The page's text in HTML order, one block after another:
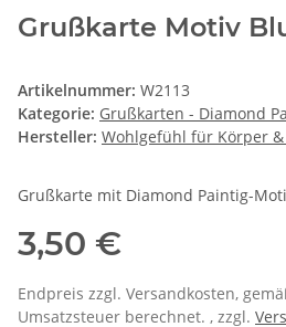
Grußkarte Motiv
Artikelnummer: W2113
Kategorie: Grußkarten - Diamond
Hersteller: Wohlgefühl für Körper &
Grußkarte mit Diamond Paintig-
3,50 €
Endpreis zzgl. Versandkosten,
Umsatzsteuer berechnet. , zzgl.